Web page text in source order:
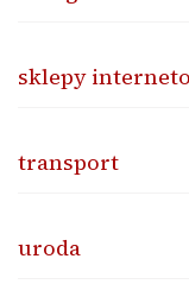
sklepy
transport
uroda